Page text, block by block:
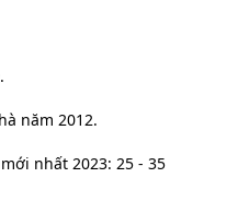
năm 2012.
mới nhất 2023: 25 - 35